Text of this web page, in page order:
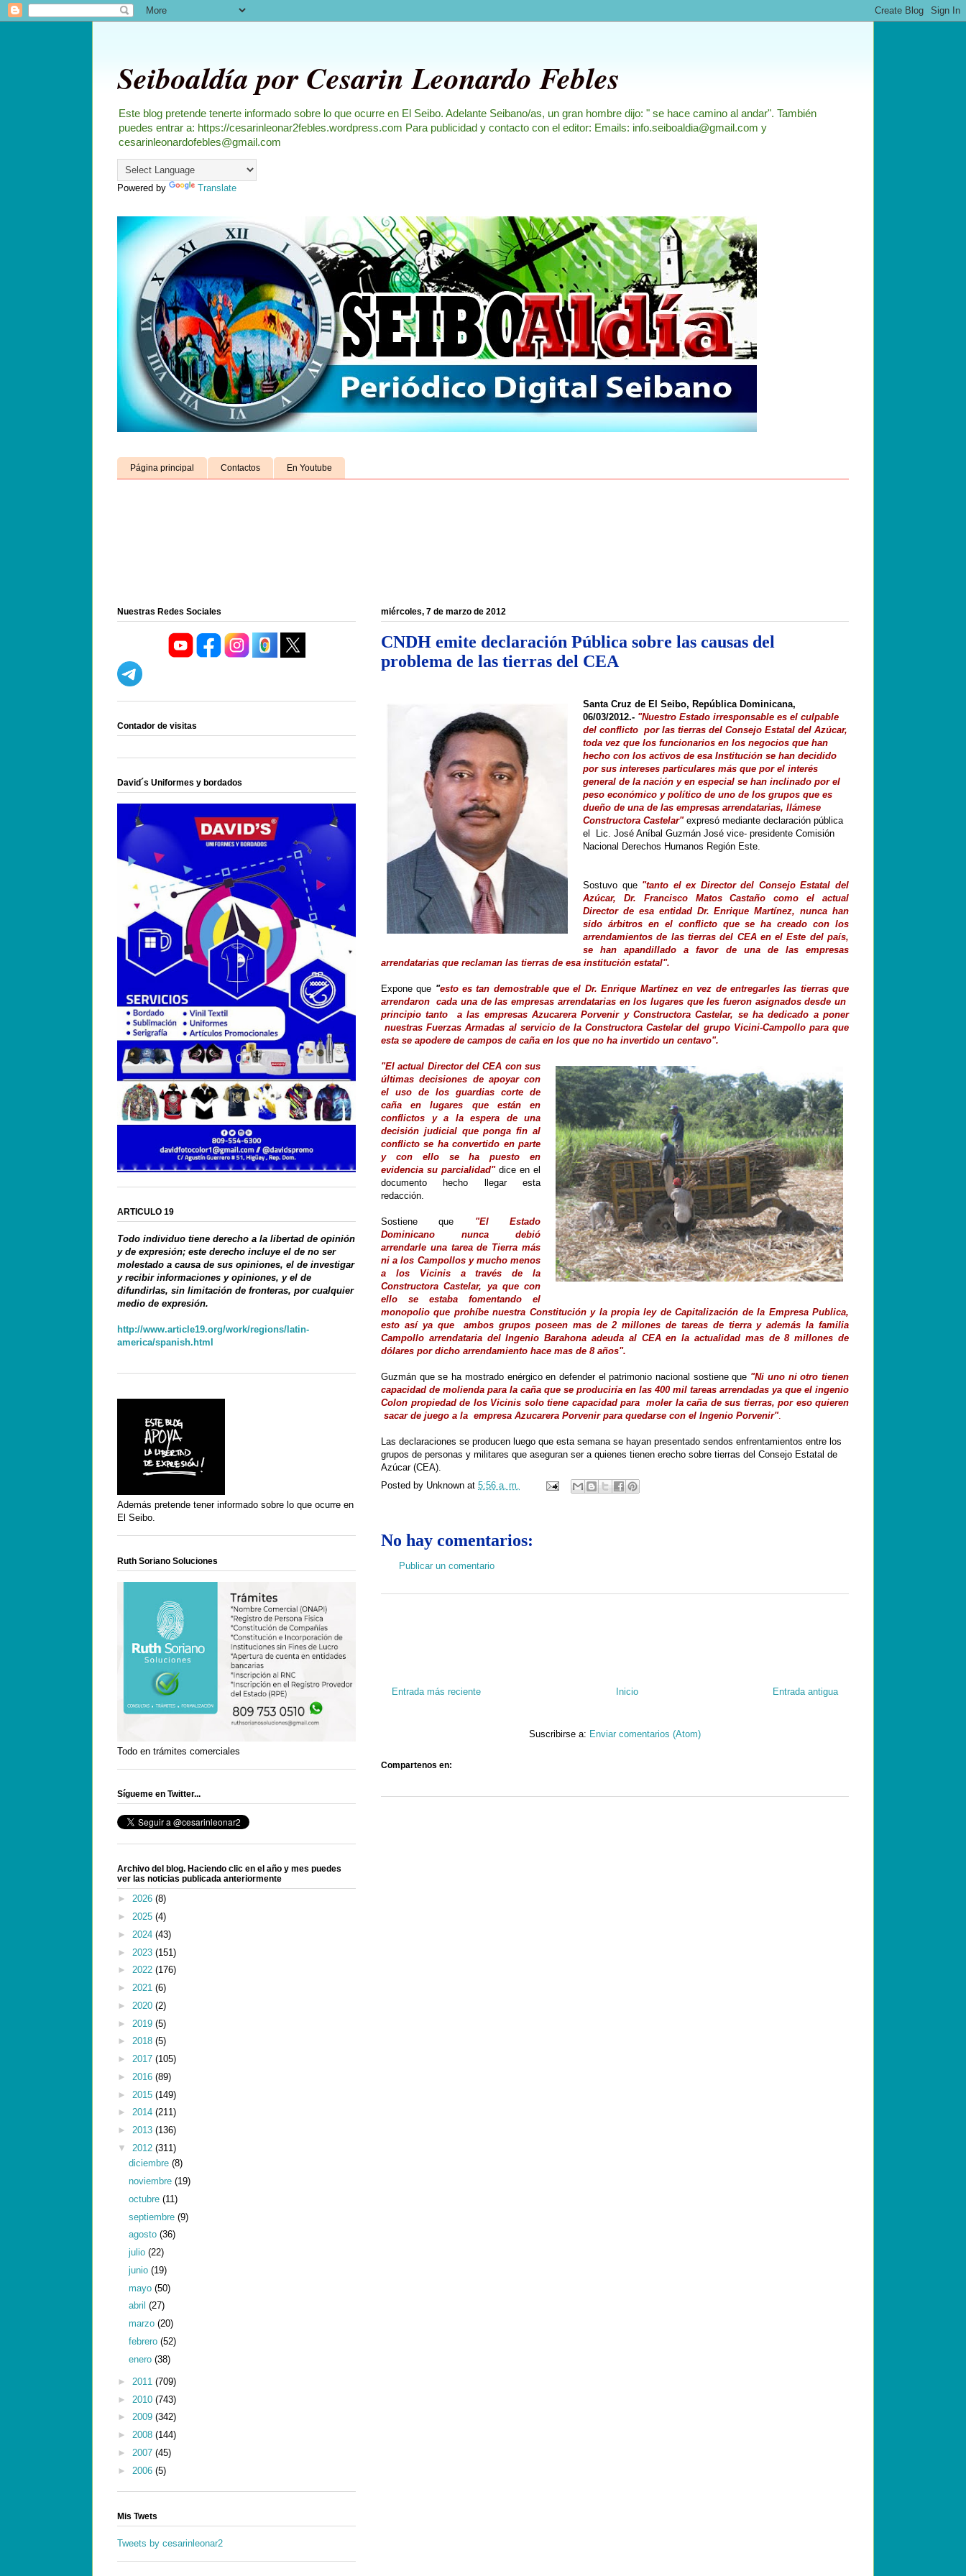
Seiboaldía por Cesarin Leonardo Febles
Este blog pretende tenerte informado sobre lo que ocurre en El Seibo. Adelante Seibano/as, un gran hombre dijo: " se hace camino al andar". También
puedes entrar a: https://cesarinleonar2febles.wordpress.com Para publicidad y contacto con el editor: Emails: info.seiboaldia@gmail.com y
cesarinleonardofebles@gmail.com
Powered by Translate
Página principal Contactos En Youtube
miércoles, 7 de marzo de 2012
CNDH emite declaración Pública sobre las causas del
problema de las tierras del CEA
Santa Cruz de El Seibo, República Dominicana,
06/03/2012.- "Nuestro Estado irresponsable es el culpable
del conflicto por las tierras del Consejo Estatal del Azúcar,
toda vez que los funcionarios en los negocios que han
hecho con los activos de esa Institución se han decidido
por sus intereses particulares más que por el interés
general de la nación y en especial se han inclinado por el
peso económico y político de uno de los grupos que es
dueño de una de las empresas arrendatarias, llámese
Constructora Castelar" expresó mediante declaración pública
el Lic. José Aníbal Guzmán José vice- presidente Comisión
Nacional Derechos Humanos Región Este.
Sostuvo que "tanto el ex Director del Consejo Estatal del
Azúcar, Dr. Francisco Matos Castaño como el actual
Director de esa entidad Dr. Enrique Martínez, nunca han
sido árbitros en el conflicto que se ha creado con los
arrendamientos de las tierras del CEA en el Este del país,
se han apandillado a favor de una de las empresas
arrendatarias que reclaman las tierras de esa institución estatal".
Expone que "esto es tan demostrable que el Dr. Enrique Martínez en vez de entregarles las tierras que
arrendaron
cada una de las empresas arrendatarias en los lugares que les fueron asignados desde un
principio tanto
a las empresas Azucarera Porvenir y Constructora Castelar, se ha dedicado a poner
nuestras Fuerzas Armadas al servicio de la Constructora Castelar del grupo Vicini-Campollo para que
esta se apodere de campos de caña en los que no ha invertido un centavo".
"El actual Director del CEA con sus
últimas decisiones de apoyar con
el uso de los guardias corte de
caña en lugares que están en
conflictos y a la espera de una
decisión judicial que ponga fin al
conflicto se ha convertido en parte
y con ello se ha puesto en
evidencia su parcialidad" dice en el
documento hecho llegar esta
redacción.
Sostiene que "El Estado
Dominicano nunca debió
arrendarle una tarea de Tierra más
ni a los Campollos y mucho menos
a los Vicinis a través de la
Constructora Castelar, ya que con
ello se estaba fomentando el
monopolio que prohíbe nuestra Constitución y la propia ley de Capitalización de la Empresa Publica,
esto así ya que
ambos grupos poseen mas de 2 millones de tareas de tierra y además la familia
Campollo arrendataria del Ingenio Barahona adeuda al CEA en la actualidad mas de 8 millones de
dólares por dicho arrendamiento hace mas de 8 años".
Guzmán que se ha mostrado enérgico en defender el patrimonio nacional sostiene que "Ni uno ni otro tienen
capacidad de molienda para la caña que se produciría en las 400 mil tareas arrendadas ya que el ingenio
Colon propiedad de los Vicinis solo tiene capacidad para moler la caña de sus tierras, por eso quieren
sacar de juego a la empresa Azucarera Porvenir para quedarse con el Ingenio Porvenir".
Las declaraciones se producen luego que esta semana se hayan presentado sendos enfrentamientos entre los
grupos de personas y militares que aseguran ser a quienes tienen erecho sobre tierras del Consejo Estatal de
Azúcar (CEA).
Posted by Unknown at 5:56 a. m.
No hay comentarios:
Publicar un comentario
Entrada más reciente Entrada antigua
Inicio
Suscribirse a: Enviar comentarios (Atom)
Compartenos en:
Nuestras Redes Sociales
Contador de visitas
David´s Uniformes y bordados
ARTICULO 19
Todo individuo tiene derecho a la libertad de opinión
y de expresión; este derecho incluye el de no ser
molestado a causa de sus opiniones, el de investigar
y recibir informaciones y opiniones, y el de
difundirlas, sin limitación de fronteras, por cualquier
medio de expresión.
http://www.article19.org/work/regions/latin-
america/spanish.html
Además pretende tener informado sobre lo que ocurre en
El Seibo.
Ruth Soriano Soluciones
Todo en trámites comerciales
Sígueme en Twitter...
Archivo del blog. Haciendo clic en el año y mes puedes
ver las noticias publicada anteriormente
► 2026 (8)
► 2025 (4)
► 2024 (43)
► 2023 (151)
► 2022 (176)
► 2021 (6)
► 2020 (2)
► 2019 (5)
► 2018 (5)
► 2017 (105)
► 2016 (89)
► 2015 (149)
► 2014 (211)
► 2013 (136)
▼ 2012 (311)
diciembre (8)
noviembre (19)
octubre (11)
septiembre (9)
agosto (36)
julio (22)
junio (19)
mayo (50)
abril (27)
marzo (20)
febrero (52)
enero (38)
► 2011 (709)
► 2010 (743)
► 2009 (342)
► 2008 (144)
► 2007 (45)
► 2006 (5)
Mis Twets
Tweets by cesarinleonar2